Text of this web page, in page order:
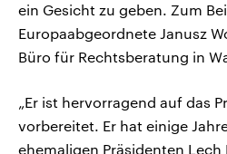
ein Gesicht zu geben. Zum
Europaabgeordnete Janusz
Büro für Rechtsberatung in
„Er ist hervorragend auf das
vorbereitet. Er hat einige
ehemaligen Präsidenten